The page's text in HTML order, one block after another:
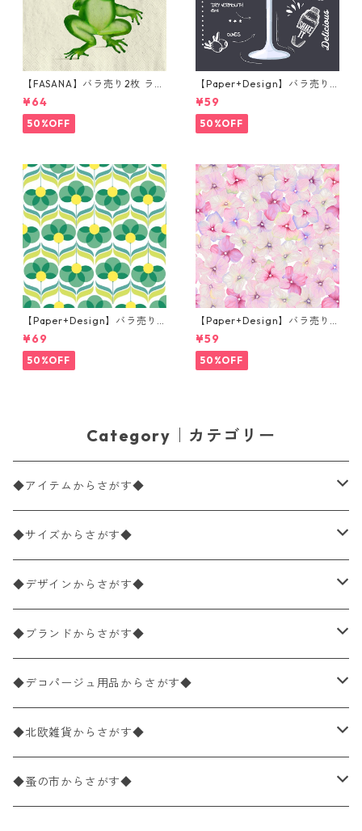
【FASANA】バラ売り2枚 ラン
チサイズ ペーパーナプキン Fr
og prince ナチュラル
¥64
50%OFF
【Paper+Design】バラ売り2
枚 カクテルサイズ ペーパーナ
プキン Martini ブラック
¥59
50%OFF
【Paper+Design】バラ売り2
枚 ランチサイズ ペーパーナプ
キン Geo Flowers グリーン
¥69
50%OFF
【Paper+Design】バラ売り2
枚 カクテルサイズ ペーパーナ
プキン Small blossoms ピン
ク
¥59
50%OFF
Category｜カテゴリー
◆アイテムからさがす◆
ペーパーナプキン2枚バラ売り
ペーパーナプキン1枚バラ売り
ペーパーナプキン20枚入りパック
ペーパーナプキン10枚入りパック
ライスペーパー
ペーパーリネンナプキン
◆サイズからさがす◆
33×33cm（ランチサイズ）
バラ売り
パック売り
25×25cm（カクテルサイズ）
バラ売り
パック売り
40×40cm（ディナーサイズ）
バラ売り
パック売り
21×21cm（ポケットサイズ）
バラ売り
33cm（ラウンド）
◆デザインからさがす◆
花柄
植物・グリーン柄
動物・鳥・昆虫・蝶柄
海・魚柄
◆ブランドからさがす◆
ドイツ製 IHR/イア
ランチサイズ
カクテルサイズ
ドイツ製 Ambiente/アンビエンテ
ランチサイズ
ドイツ製 Paperproducts Design
◆デコパージュ用品からさがす◆
デコパージュ液
デコパージュ下地
◆北欧雑貨からさがす◆
シリコンモールド
◆蚤の市からさがす◆